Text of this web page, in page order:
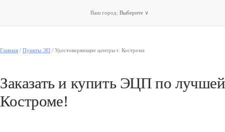
Ваш город: Выберите ∨
Главная / Пункты ЭП / Удостоверяющие центры г. Кострома
Заказать и купить ЭЦП по
Костроме!